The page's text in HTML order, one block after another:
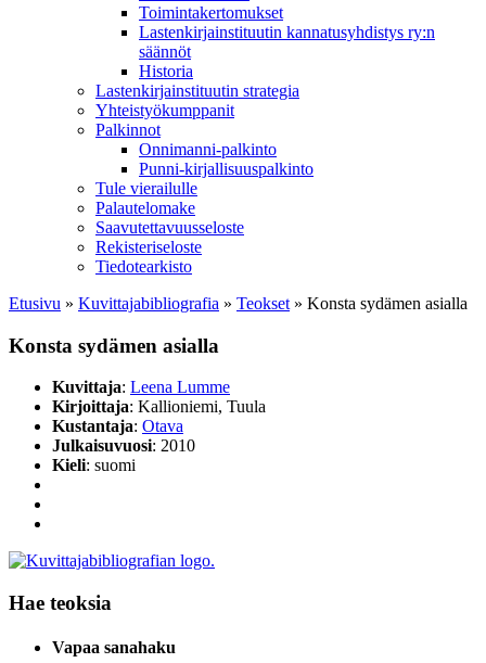
Toimintakertomukset
Lastenkirjainstituutin kannatusyhdistys ry:n
säännöt
Historia
Lastenkirjainstituutin strategia
Yhteistyökumppanit
Palkinnot
Onnimanni-palkinto
Punni-kirjallisuuspalkinto
Tule vierailulle
Palautelomake
Saavutettavuusseloste
Rekisteriseloste
Tiedotearkisto
Etusivu » Kuvittaja­bibliografia » Teokset » Konsta sydämen asialla
Konsta sydämen asialla
Kuvittaja: Leena Lumme
Kirjoittaja: Kallioniemi, Tuula
Kustantaja: Otava
Julkaisuvuosi: 2010
Kieli: suomi
Hae teoksia
Vapaa sanahaku